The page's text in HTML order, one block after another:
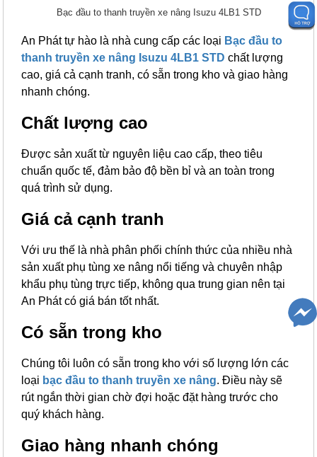
Bạc đầu to thanh truyền xe nâng Isuzu 4LB1 STD
An Phát tự hào là nhà cung cấp các loại Bạc đầu to
thanh truyền xe nâng Isuzu 4LB1 STD chất lượng
cao, giá cả cạnh tranh, có sẵn trong kho và giao hàng
nhanh chóng.
Chất lượng cao
Được sản xuất từ nguyên liệu cao cấp, theo tiêu
chuẩn quốc tế, đảm bảo độ bền bỉ và an toàn trong
quá trình sử dụng.
Giá cả cạnh tranh
Với ưu thế là nhà phân phối chính thức của nhiều nhà
sản xuất phụ tùng xe nâng nổi tiếng và chuyên nhập
khẩu phụ tùng trực tiếp, không qua trung gian nên tại
An Phát có giá bán tốt nhất.
Có sẵn trong kho
Chúng tôi luôn có sẵn trong kho với số lượng lớn các
loại bạc đầu to thanh truyền xe nâng. Điều này sẽ
rút ngắn thời gian chờ đợi hoặc đặt hàng trước cho
quý khách hàng.
Giao hàng nhanh chóng